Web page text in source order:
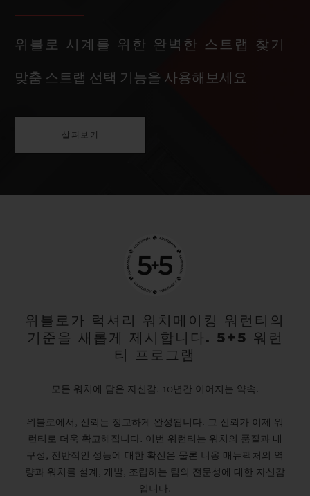
위블로 시계를 위한 완벽한 스트랩 찾기
맞춤 스트랩 선택 기능을 사용해보세요
살펴보기
위블로가 럭셔리 워치메이킹 워런티의
기준을 새롭게 제시합니다. 5+5 워런
티 프로그램
모든 워치에 담은 자신감. 10년간 이어지는 약속.
위블로에서, 신뢰는 정교하게 완성됩니다. 그 신뢰가 이제 워
런티로 더욱 확고해집니다. 이번 워런티는 워치의 품질과 내
구성, 전반적인 성능에 대한 확신은 물론 니옹 매뉴팩처의 역
량과 워치를 설계, 개발, 조립하는 팀의 전문성에 대한 자신감
입니다.